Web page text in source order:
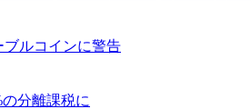
ルコインに警告
分離課税に